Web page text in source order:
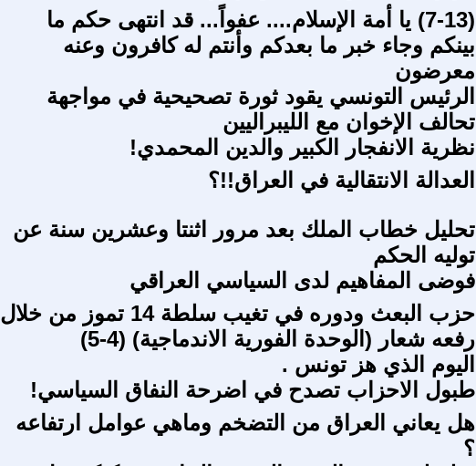
(7-13) يا أمة الإسلام.... عفواً... قد انتهى حكم ما
بينكم وجاء خبر ما بعدكم وأنتم له كافرون وعنه
معرضون
الرئيس التونسي يقود ثورة تصحيحية في مواجهة
تحالف الإخوان مع الليبراليين
نظرية الانفجار الكبير والدين المحمدي!
العدالة الانتقالية في العراق!!؟
تحليل خطاب الملك بعد مرور اثنتا وعشرين سنة عن
توليه الحكم
فوضى المفاهيم لدى السياسي العراقي
حزب البعث ودوره في تغيب سلطة 14 تموز من خلال
رفعه شعار (الوحدة الفورية الاندماجية) (4-5)
اليوم الذي هز تونس .
طبول الاحزاب تصدح في اضرحة النفاق السياسي!
هل يعاني العراق من التضخم وماهي عوامل ارتفاعه
؟